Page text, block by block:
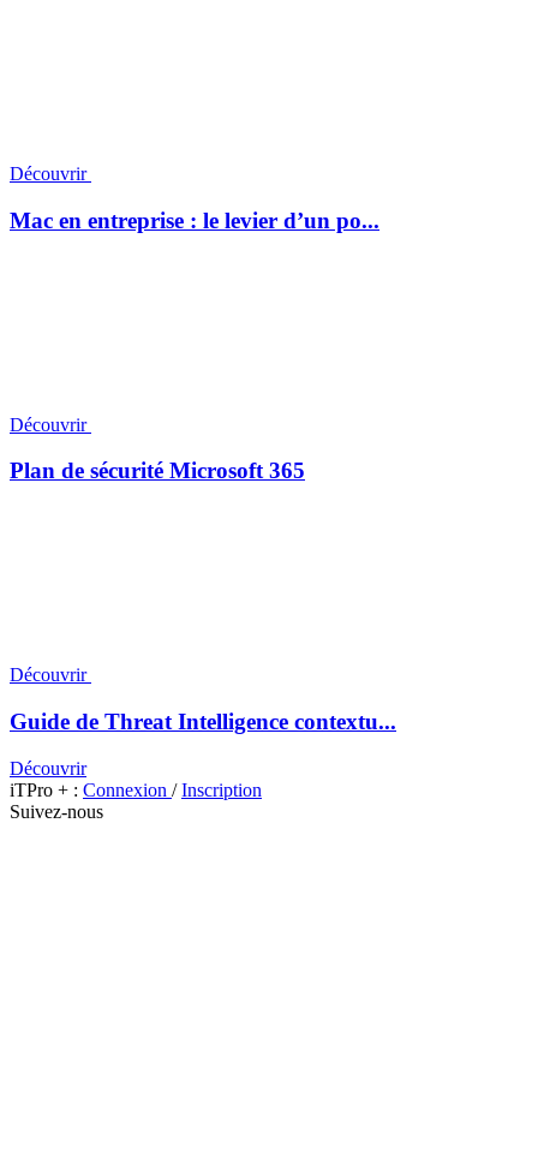
Découvrir
Mac en entreprise : le levier d’un po...
Découvrir
Plan de sécurité Microsoft 365
Découvrir
Guide de Threat Intelligence contextu...
Découvrir
iTPro + : Connexion /Inscription
Suivez-nous